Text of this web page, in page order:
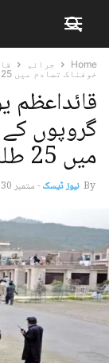
Home جرائم
خوفناک تصادم میں 25 طلبا...
قائداعظم
گروپوں
میں 25 طلبا شدیدزخمی، مقدمہ درج
By نیوز ڈیسک-ستمبر 30, 2024